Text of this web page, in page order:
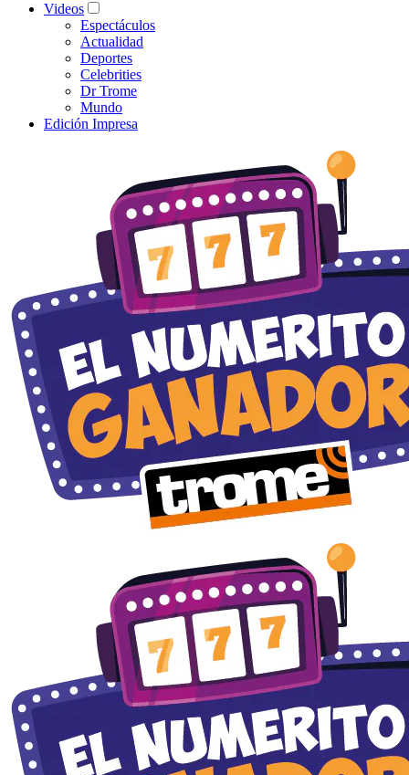
Videos
Espectáculos
Actualidad
Deportes
Celebrities
Dr Trome
Mundo
Edición Impresa